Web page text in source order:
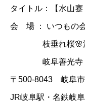
タイトル：【水山
会 場 ： いつもの
枝垂れ桜🌸満
岐阜善光寺 弘
〒500-8043 岐阜市
JR岐阜駅・名鉄岐